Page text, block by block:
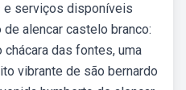
e serviços disponíveis
alencar castelo branco:
das fontes, uma
vibrante de são bernardo